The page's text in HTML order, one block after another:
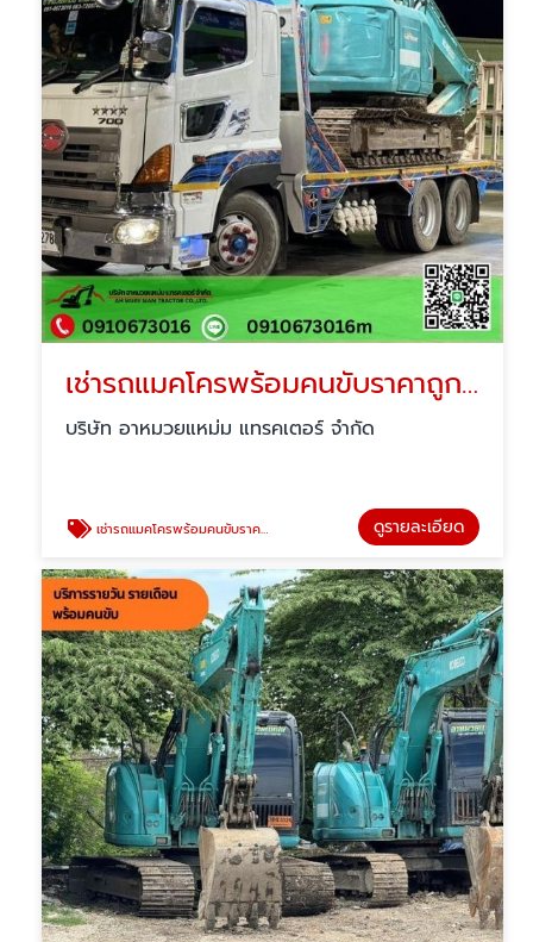
เช่ารถแมคโครพร้อมคนขับราคาถูก นนทบุรี
บริษัท อาหมวยแหม่ม แทรคเตอร์ จำกัด
เช่ารถแมคโครพร้อมคนขับราคาถูก นนทบุรี ดูรายละเอียด